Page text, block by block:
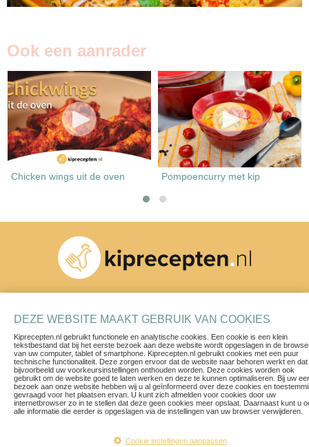
Ook een aanrader
Chicken wings uit de oven Pompoencurry met kip
Recepten
Blogs & Vlogs
Contact
Privacy Policy
DEZE WEBSITE MAAKT GEBRUIK VAN COOKIES
Kiprecepten.nl gebruikt functionele en analytische cookies. Een cookie is een klein
tekstbestand dat bij het eerste bezoek aan deze website wordt opgeslagen in de
van uw computer, tablet of smartphone. Kiprecepten.nl gebruikt cookies met een puur
technische functionaliteit. Deze zorgen ervoor dat de website naar behoren werkt en dat
bijvoorbeeld uw voorkeursinstellingen onthouden worden. Deze cookies worden ook
gebruikt om de website goed te laten werken en deze te kunnen optimaliseren. Bij uw
bezoek aan onze website hebben wij u al geïnformeerd over deze cookies en
gevraagd voor het plaatsen ervan. U kunt zich afmelden voor cookies door uw
internetbrowser zo in te stellen dat deze geen cookies meer opslaat. Daarnaast kunt u
alle informatie die eerder is opgeslagen via de instellingen van uw browser verwijderen.
Cookie instellingen aanpassen